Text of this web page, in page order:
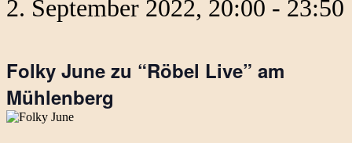
2. September 2022, 20:00 - 23:50
Folky June zu “Röbel Live” am
Mühlenberg